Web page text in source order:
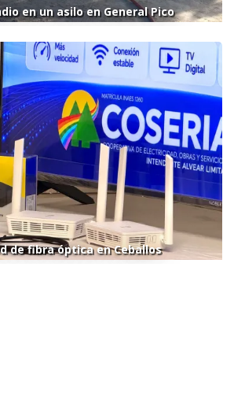
en un asilo en General Pico
de fibra óptica en Ceballos